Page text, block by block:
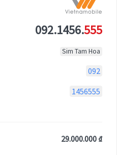
092.1456.555
Sim Tam Hoa
092
1456555
29.000.000 ₫